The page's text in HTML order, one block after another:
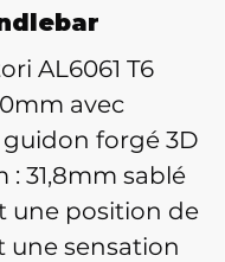
AL6061 T6
avec
guidon forgé 3D
: 31,8mm sablé
une position de
une sensation